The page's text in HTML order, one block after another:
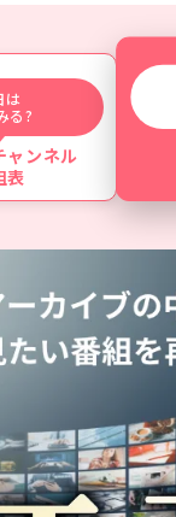
は
る?
ャンネル
表